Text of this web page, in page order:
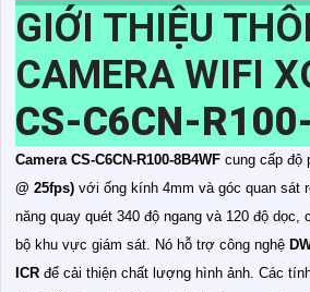
GIỚI THIỆU
CAMERA WIFI
CS-C6CN-
Camera CS-C6CN-R100-8B4WF cung cấp độ
@ 25fps) với ống kính 4mm và góc quan sát
năng quay quét 340 độ ngang và 120 độ dọc,
bộ khu vực giám sát. Nó hỗ trợ công nghệ
ICR để cải thiện chất lượng hình ảnh. Các